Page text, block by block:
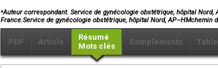
⁎Auteur correspondant. Service de gynécologie obstétrique, hôpital
France.Service de gynécologie obstétrique, hôpital Nord, AP–HMchemin
PDF Article
Résumé
Mots clés
Compléments